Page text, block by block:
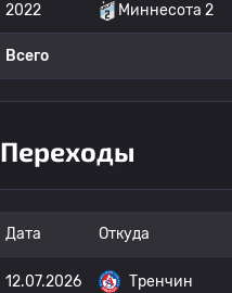
2022 Миннесота 2
Всего
Переходы
Дата Откуда
12.07.2026 Тренчин